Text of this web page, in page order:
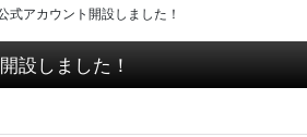
式アカウント開設しました！
設しました！